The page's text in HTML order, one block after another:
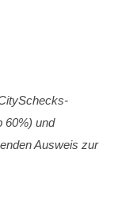
60%) und
Ausweis zur